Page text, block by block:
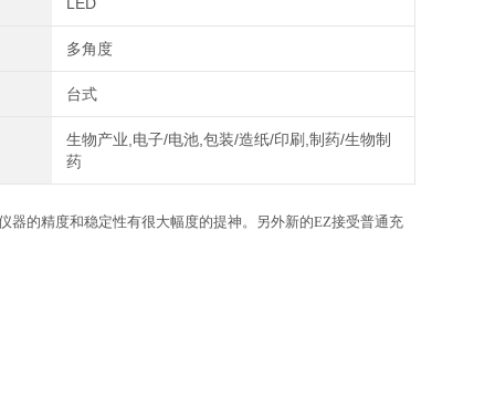
多角度
台式
生物产业,电子/电池,包装/造纸/印刷,制药/生物制
药
的精度和稳定性有很大幅度的提神。另外新的EZ接受普通充